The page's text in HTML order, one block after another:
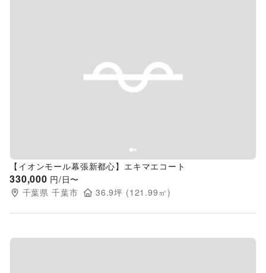
Previous slide
【イオンモール幕張新都心】エキマエコート
330,000 円/日〜
千葉県 千葉市 36.9坪 (121.99 ㎡)